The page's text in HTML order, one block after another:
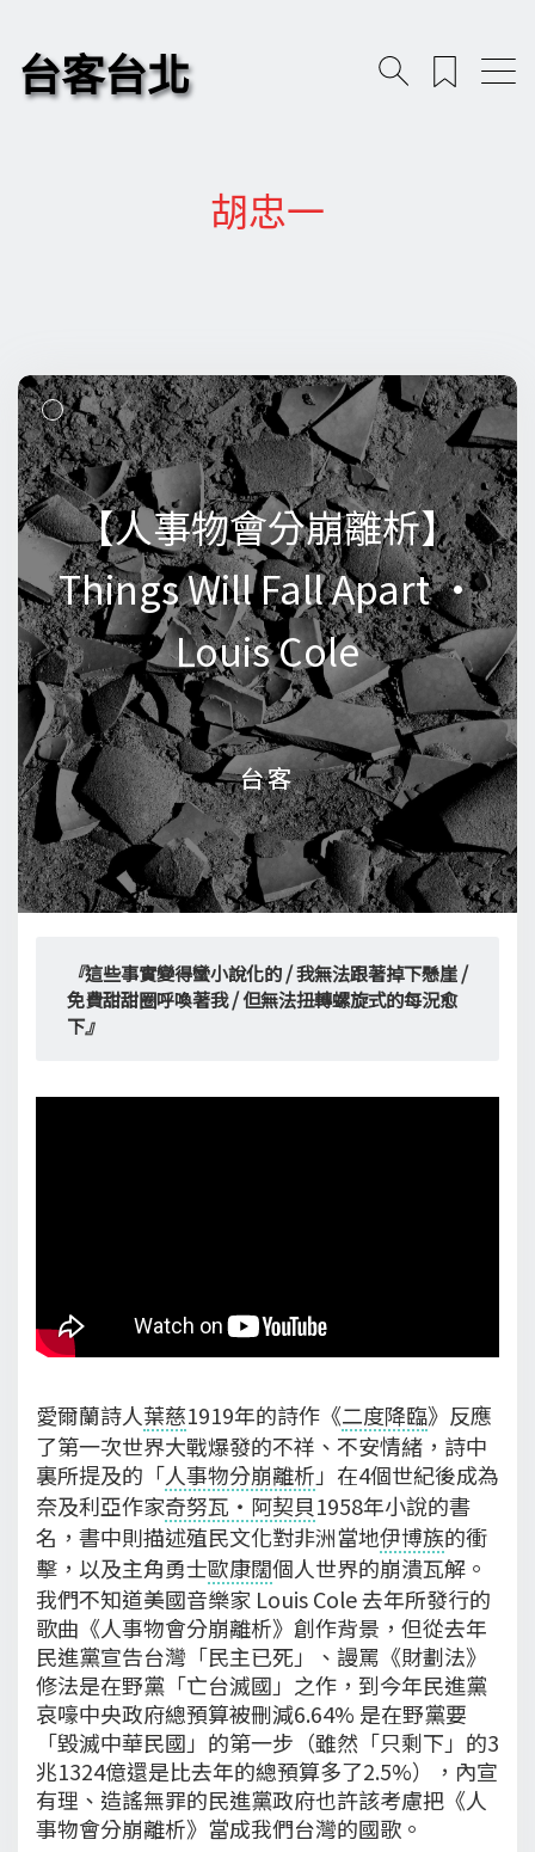
台客台北
胡忠一
【人事物會分崩離析】
Things Will Fall Apart •
Louis Cole
台客
【人事物會分崩離析】
Things Will Fall Apart •
Louis Cole
台客
『這些事實變得蠻小說化的 / 我無法跟著掉下懸崖 /
免費甜甜圈呼喚著我 / 但無法扭轉螺旋式的每況愈
下』
愛爾蘭詩人葉慈1919年的詩作《二度降臨》反應
了第一次世界大戰爆發的不祥、不安情緒，詩中
裏所提及的「人事物分崩離析 」在4個世紀後成為
奈及利亞作家奇努瓦‧阿契貝1958年小說的書
名，書中則描述殖民文化對非洲當地伊博族的衝
擊，以及主角勇士歐康闊個人世界的崩潰瓦解。
我們不知道美國音樂家 Louis Cole 去年所發行的
歌曲《人事物會分崩離析》創作背景，但從去年
民進黨宣告台灣「民主已死」、謾罵《財劃法》
修法是在野黨「亡台滅國」之作，到今年民進黨
哀嚎中央政府總預算被刪減6.64% 是在野黨要
「毀滅中華民國」的第一步（雖然「只剩下」的3
兆1324億還是比去年的總預算多了2.5%），內宣
有理、造謠無罪的民進黨政府也許該考慮把《人
事物會分崩離析》當成我們台灣的國歌。